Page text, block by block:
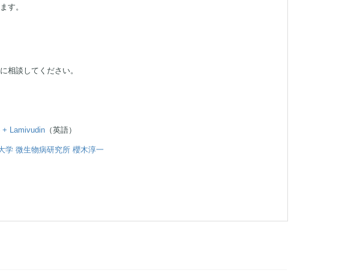
す。
相談してください。
Lamivudin （英語）
学 微生物病研究所 櫻木淳一